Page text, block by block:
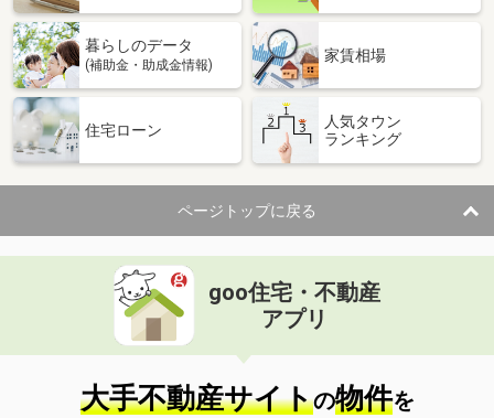
専有面積 30.03m²
間取り
三重県津市末広町
住 所
三重県津市末広町
専有面積 29.7m²
間取り
1K
三重県津市島崎町
価 格
住 所
三重県津市島崎町
専有面積 45.9m²
間取り
2LDK
暮らしのデータ
(補助金・助成金情報)
家賃相場
住宅ローン
人気タウン
ランキング
ページトップに戻る
goo住宅・不動産
アプリ
大手不動産サイトの物件を